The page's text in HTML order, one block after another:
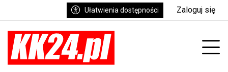
Ułatwienia dostępności Zaloguj się